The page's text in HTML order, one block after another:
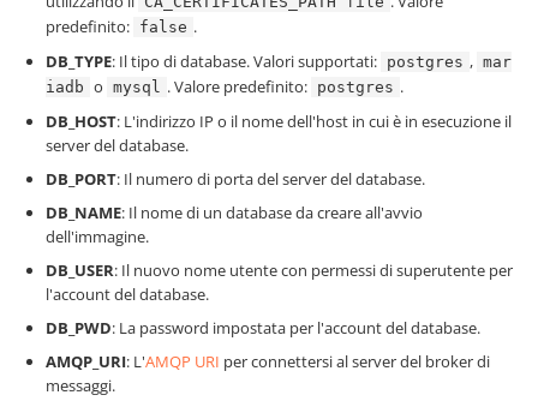
predefinito: false .
DB_TYPE: Il tipo di database. Valori supportati: postgres , mar
iadb o mysql . Valore predefinito: postgres .
DB_HOST: L'indirizzo IP o il nome dell'host in cui è in esecuzione il
server del database.
DB_PORT: Il numero di porta del server del database.
DB_NAME: Il nome di un database da creare all'avvio
dell'immagine.
DB_USER: Il nuovo nome utente con permessi di superutente per
l'account del database.
DB_PWD: La password impostata per l'account del database.
AMQP_URI: L'AMQP URI per connettersi al server del broker di
messaggi.